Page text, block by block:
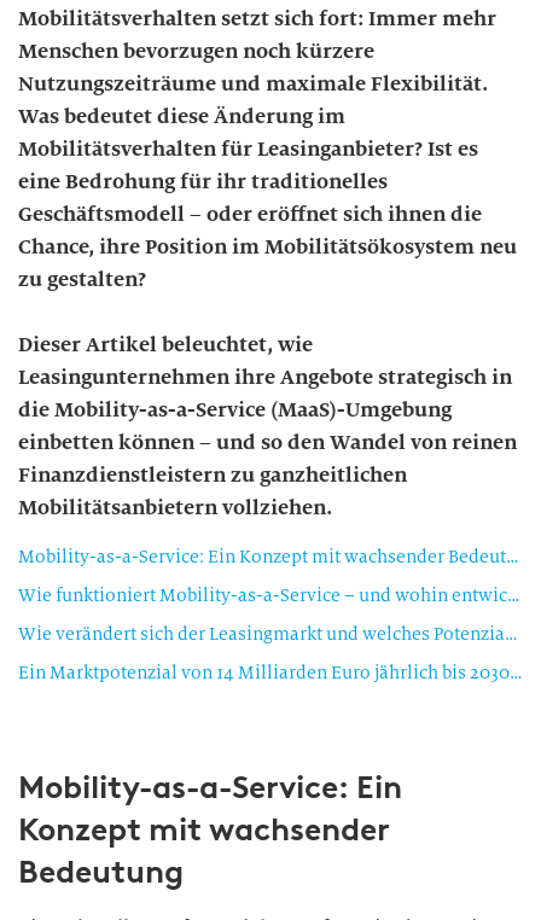
Mobilitätsverhalten setzt sich fort: Immer mehr
Menschen bevorzugen noch kürzere
Nutzungszeiträume und maximale Flexibilität.
Was bedeutet diese Änderung im
Mobilitätsverhalten für Leasinganbieter? Ist es
eine Bedrohung für ihr traditionelles
Geschäftsmodell – oder eröffnet sich ihnen die
Chance, ihre Position im Mobilitätsökosystem neu
zu gestalten?
Dieser Artikel beleuchtet, wie
Leasingunternehmen ihre Angebote strategisch in
die Mobility-as-a-Service (MaaS)-Umgebung
einbetten können – und so den Wandel von reinen
Finanzdienstleistern zu ganzheitlichen
Mobilitätsanbietern vollziehen.
Mobility-as-a-Service: Ein Konzept mit wachsender Bedeutung
Wie funktioniert Mobility-as-a-Service – und wohin entwickelt es sich?
Wie verändert sich der Leasingmarkt und welches Potenzial bietet der MaaS-Kontext?
Ein Marktpotenzial von 14 Milliarden Euro jährlich bis 2030 in der EU[6]
Mobility-as-a-Service: Ein
Konzept mit wachsender
Bedeutung